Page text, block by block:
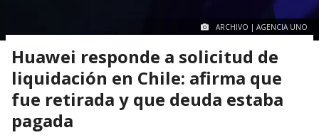
ARCHIVO | AGENCIA UNO
Huawei responde a solicitud de
liquidación en Chile: afirma que
fue retirada y que deuda estaba
pagada